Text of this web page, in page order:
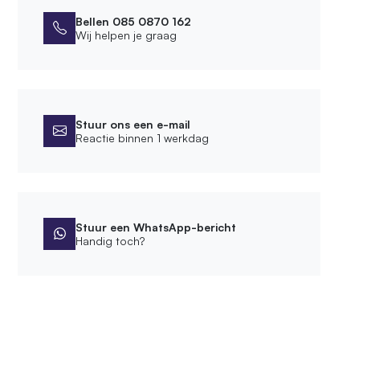
Bellen 085 0870 162
Wij helpen je graag
Stuur ons een e-mail
Reactie binnen 1 werkdag
Stuur een WhatsApp-bericht
Handig toch?